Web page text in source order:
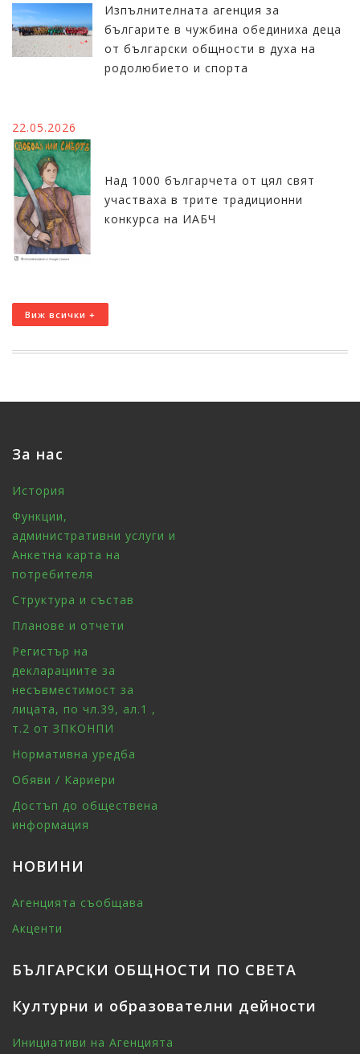
Изпълнителната агенция за
българите в чужбина обединиха деца
от български общности в духа на
родолюбието и спорта
22.05.2026
Над 1000 българчета от цял свят
участваха в трите традиционни
конкурса на ИАБЧ
Виж всички +
За нас
История
Функции,
административни услуги и
Анкетна карта на
потребителя
Структура и състав
Планове и отчети
Регистър на
декларациите за
несъвместимост за
лицата, по чл.39, ал.1 ,
т.2 от ЗПКОНПИ
Нормативна уредба
Обяви / Кариери
Достъп до обществена
информация
НОВИНИ
Агенцията съобщава
Акценти
БЪЛГАРСКИ ОБЩНОСТИ ПО СВЕТА
Културни и образователни дейности
Инициативи на Агенцията